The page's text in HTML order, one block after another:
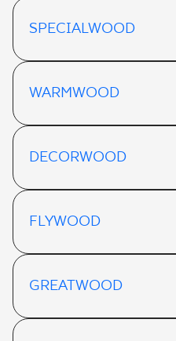
SPECIALWOOD
WARMWOOD
DECORWOOD
FLYWOOD
GREATWOOD